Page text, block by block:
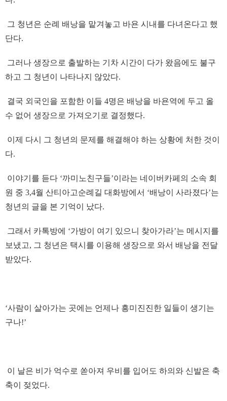
그 청년은 순례 배낭을 맡겨놓고 바욘 시내를 다녀온다고 했
단다.
그러나 생장으로 출발하는 기차 시간이 다가 왔음에도 불구
하고 그 청년이 나타나지 않았다.
결국 외국인을 포함한 이들 4명은 배낭을 바욘역에 두고 올
수 없어 생장으로 가져오기로 결정했다.
이제 다시 그 청년의 문제를 해결해야 하는 상황에 처한 것이
다.
이야기를 듣다 ‘까미노친구들’이라는 네이버카페의 소속 회
원 중 3,4월 산티아고순례길 대화방에서 ‘배낭이 사라졌다’는
청년의 글을 본 기억이 났다.
그래서 카톡방에 ‘가방이 여기 있으니 찾아가라’는 메시지를
보냈고, 그 청년은 택시를 이용해 생장으로 와서 배낭을 전달
받았다.
‘사람이 살아가는 곳에는 언제나 흥미진진한 일들이 생기는
구나!’
이 날은 비가 억수로 쏟아져 우비를 입어도 하의와 신발은 축
축이 젖었다.